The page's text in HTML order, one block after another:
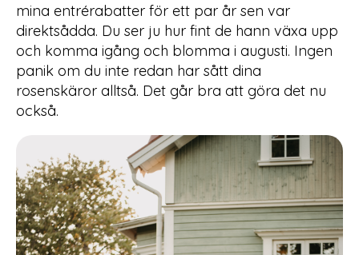
mina entrérabatter för ett par år sen var
direktsådda. Du ser ju hur fint de hann växa upp
och komma igång och blomma i augusti. Ingen
panik om du inte redan har sått dina
rosenskäror alltså. Det går bra att göra det nu
också.